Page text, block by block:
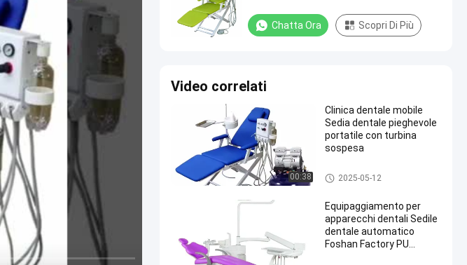
Chatta Ora Scopri Di Più
Video correlati
00:38
Clinica dentale mobile
Sedia dentale pieghevole
portatile con turbina
sospesa
unità dentaria della sedia
2025-05-12
Equipaggiamento per
apparecchi dentali Sedile
dentale automatico
Foshan Factory PU